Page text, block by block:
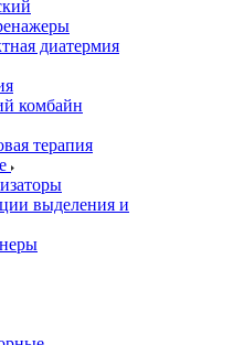
диатермия
комбайн
терапия
выделения и